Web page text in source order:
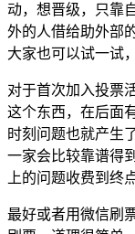
动，想晋级，只靠
外的人借给助外部
大家也可以试一试
对于首次加入投票
这个东西，在后面
时刻问题也就产生
一家会比较靠谱得
上的问题收费到终
最好或者用微信刷